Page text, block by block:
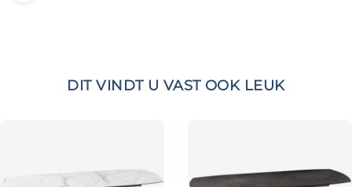
DIT VINDT U VAST OOK LEUK